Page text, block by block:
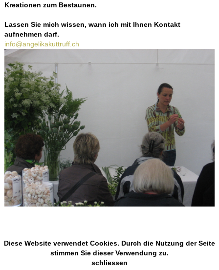
Kreationen zum Bestaunen.
Lassen Sie mich wissen, wann ich mit Ihnen Kontakt
aufnehmen darf.
info@angelikakuttruff.ch
Diese Website verwendet Cookies. Durch die Nutzung der Seite
stimmen Sie dieser Verwendung zu.
schliessen